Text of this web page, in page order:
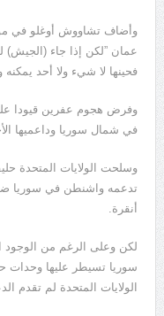
وأضاف تشاووش أوغلو في
عمان ”لكن إذا جاء (الجيش)
فحينها لا شيء ولا أحد يمكنه
وفرض هجوم عفرين قيودا على
في شمال سوريا وداعميها
وسلحت الولايات المتحدة
تدعمه واشنطن في سوريا ضد
أنقرة.
لكن وعلى الرغم من
سوريا تسيطر عليها وحدات
الولايات المتحدة لم تقدم